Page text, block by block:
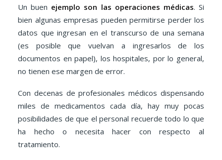
Un buen ejemplo son las operaciones médicas. Si
bien algunas empresas pueden permitirse perder los
datos que ingresan en el transcurso de una semana
(es posible que vuelvan a ingresarlos de los
documentos en papel), los hospitales, por lo general,
no tienen ese margen de error.
Con decenas de profesionales médicos dispensando
miles de medicamentos cada día, hay muy pocas
posibilidades de que el personal recuerde todo lo que
ha hecho o necesita hacer con respecto al
tratamiento.